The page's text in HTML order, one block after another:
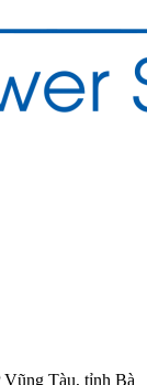
Vũng Tàu, tỉnh Bà